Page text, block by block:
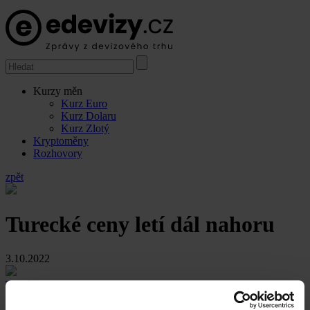
Kurzy měn
Kurz Euro
Kurz Dolaru
Kurz Zlotý
Kryptoměny
Rozhovory
zpět
Turecké ceny letí dál nahoru
3.10.2022
Tomáš Volf